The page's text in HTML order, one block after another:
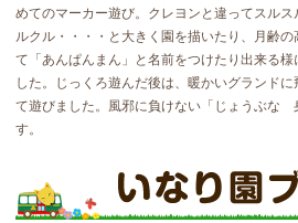
めてのマーカー遊び。クレヨンと違ってスル
ルクル・・・・と大きく園を描いたり、月齢
て「あんぱんまん」と名前をつけたり出来る様
した。じっくろ遊んだ後は、暖かいグランド
て遊びました。風邪に負けない「じょうぶな
す。